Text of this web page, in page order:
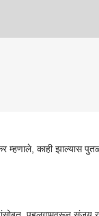
म्हणाले, काही झाल्यास